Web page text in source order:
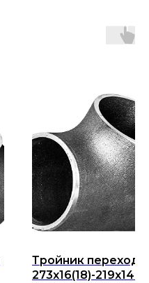
Тройник
273x16(18)-